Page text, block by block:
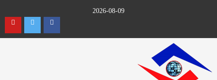
2026-08-09
Facebook
Twitter